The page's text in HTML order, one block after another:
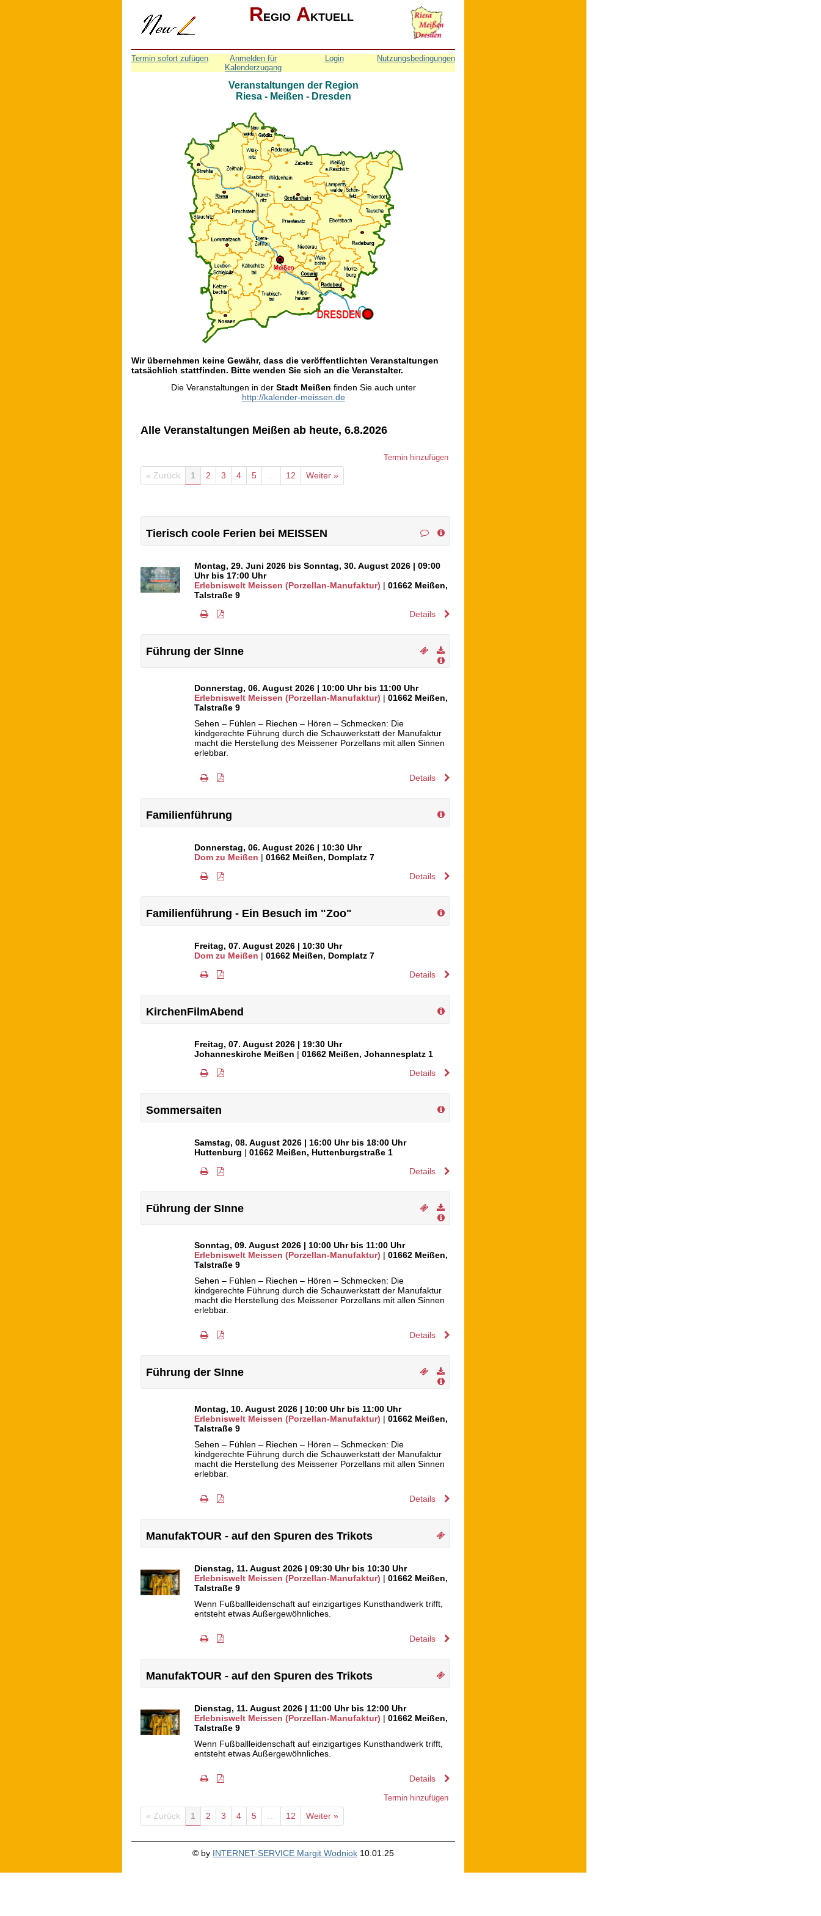
REGIO AKTUELL
Termin sofort zufügen
Anmelden für
Kalenderzugang
Login Nutzungsbedingungen
Veranstaltungen der Region
Riesa - Meißen - Dresden
Wir übernehmen keine Gewähr, dass die veröffentlichten Veranstaltungen
tatsächlich stattfinden. Bitte wenden Sie sich an die Veranstalter.
Die Veranstaltungen in der Stadt Meißen finden Sie auch unter
http://kalender-meissen.de
Alle Veranstaltungen Meißen ab heute, 6.8.2026
« Zurück 1 2 3 4 5 12 Weiter »
Termin hinzufügen
Tierisch coole Ferien bei MEISSEN
Montag, 29. Juni 2026 bis Sonntag, 30. August 2026 | 09:00
Uhr bis 17:00 Uhr
Erlebniswelt Meissen (Porzellan-Manufaktur) |01662 Meißen,
Talstraße 9
Details
Führung der SInne
Donnerstag, 06. August 2026 | 10:00 Uhr bis 11:00 Uhr
Erlebniswelt Meissen (Porzellan-Manufaktur) |01662 Meißen,
Talstraße 9
Sehen – Fühlen – Riechen – Hören – Schmecken: Die
kindgerechte Führung durch die Schauwerkstatt der Manufaktur
macht die Herstellung des Meissener Porzellans mit allen Sinnen
erlebbar.
Details
Familienführung
Donnerstag, 06. August 2026 | 10:30 Uhr
Dom zu Meißen |01662 Meißen, Domplatz 7
Details
Familienführung - Ein Besuch im "Zoo"
Freitag, 07. August 2026 | 10:30 Uhr
Dom zu Meißen |01662 Meißen, Domplatz 7
Details
KirchenFilmAbend
Freitag, 07. August 2026 | 19:30 Uhr
Johanneskirche Meißen |01662 Meißen,Johannesplatz 1
Details
Sommersaiten
Samstag, 08. August 2026 | 16:00 Uhr bis 18:00 Uhr
Huttenburg |01662 Meißen, Huttenburgstraße 1
Details
Führung der SInne
Sonntag, 09. August 2026 | 10:00 Uhr bis 11:00 Uhr
Erlebniswelt Meissen (Porzellan-Manufaktur) |01662 Meißen,
Talstraße 9
Sehen – Fühlen – Riechen – Hören – Schmecken: Die
kindgerechte Führung durch die Schauwerkstatt der Manufaktur
macht die Herstellung des Meissener Porzellans mit allen Sinnen
erlebbar.
Details
Führung der SInne
Montag, 10. August 2026 | 10:00 Uhr bis 11:00 Uhr
Erlebniswelt Meissen (Porzellan-Manufaktur) |01662 Meißen,
Talstraße 9
Sehen – Fühlen – Riechen – Hören – Schmecken: Die
kindgerechte Führung durch die Schauwerkstatt der Manufaktur
macht die Herstellung des Meissener Porzellans mit allen Sinnen
erlebbar.
Details
ManufakTOUR - auf den Spuren des Trikots
Dienstag, 11. August 2026 | 09:30 Uhr bis 10:30 Uhr
Erlebniswelt Meissen (Porzellan-Manufaktur) |01662 Meißen,
Talstraße 9
Wenn Fußballleidenschaft auf einzigartiges Kunsthandwerk trifft,
entsteht etwas Außergewöhnliches.
Details
ManufakTOUR - auf den Spuren des Trikots
Dienstag, 11. August 2026 | 11:00 Uhr bis 12:00 Uhr
Erlebniswelt Meissen (Porzellan-Manufaktur) |01662 Meißen,
Talstraße 9
Wenn Fußballleidenschaft auf einzigartiges Kunsthandwerk trifft,
entsteht etwas Außergewöhnliches.
Details
« Zurück 1 2 3 4 5 12 Weiter »
Termin hinzufügen
© by INTERNET-SERVICE Margit Wodniok 10.01.25